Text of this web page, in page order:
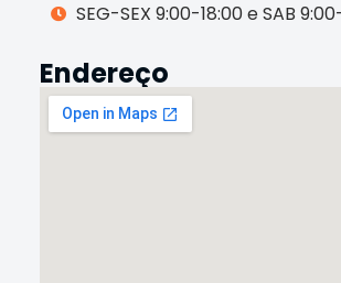
SEG-SEX 9:00-18:00 e SAB
Endereço